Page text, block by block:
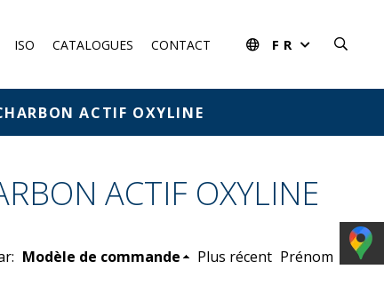
FR
ISO CATALOGUES CONTACT
ACTIF OXYLINE
ACTIF OXYLINE
Modèle de commande Plus récent Prénom